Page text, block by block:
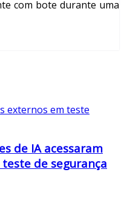
com bote durante uma
de IA acessaram
de segurança